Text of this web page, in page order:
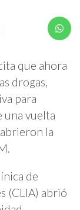
que ahora
drogas,
para
una vuelta
la
de
(CLIA) abrió